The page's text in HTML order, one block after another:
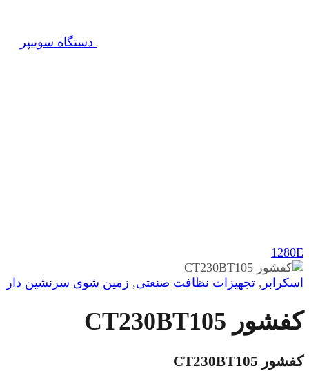
دستگاه سوییپر
1280E
اسکرابر , تجهیزات نظافت صنعتی, زمین شوی سرنشین دار
کفشور CT230BT105
کفشور CT230BT105